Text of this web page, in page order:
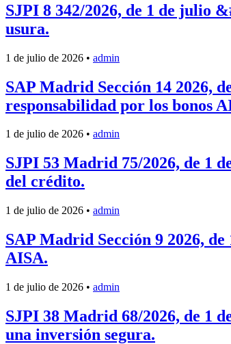
SJPI 8 342/2026, de 1 de julio
usura.
1 de julio de 2026 • admin
SAP Madrid Sección 14 2026,
responsabilidad por los bonos
1 de julio de 2026 • admin
SJPI 53 Madrid 75/2026, de 1
del crédito.
1 de julio de 2026 • admin
SAP Madrid Sección 9 2026,
AISA.
1 de julio de 2026 • admin
SJPI 38 Madrid 68/2026, de 1
una inversión segura.